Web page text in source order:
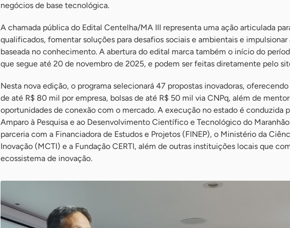
negócios de base tecnológica.
A chamada pública do Edital Centelha/MA III representa uma ação articulada
qualificados, fomentar soluções para desafios sociais e ambientais e
baseada no conhecimento. A abertura do edital marca também o início do
que segue até 20 de novembro de 2025, e podem ser feitas diretamente pelo
Nesta nova edição, o programa selecionará 47 propostas inovadoras,
de até R$ 80 mil por empresa, bolsas de até R$ 50 mil via CNPq, além de
oportunidades de conexão com o mercado. A execução no estado é conduzida
Amparo à Pesquisa e ao Desenvolvimento Científico e Tecnológico do
parceria com a Financiadora de Estudos e Projetos (FINEP), o Ministério da
Inovação (MCTI) e a Fundação CERTI, além de outras instituições locais que
ecossistema de inovação.